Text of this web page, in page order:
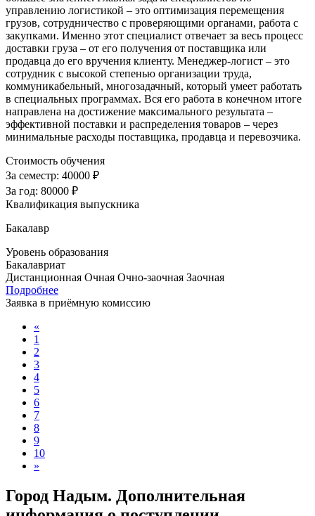
управлению логистикой – это оптимизация перемещения
грузов, сотрудничество с проверяющими органами, работа с
закупками. Именно этот специалист отвечает за весь процесс
доставки груза – от его получения от поставщика или
продавца до его вручения клиенту. Менеджер-логист – это
сотрудник с высокой степенью организации труда,
коммуникабельный, многозадачный, который умеет работать
в специальных программах. Вся его работа в конечном итоге
направлена на достижение максимального результата –
эффективной поставки и распределения товаров – через
минимальные расходы поставщика, продавца и перевозчика.
Стоимость обучения
За семестр: 40000 ₽
За год: 80000 ₽
Квалификация выпускника
Бакалавр
Уровень образования
Бакалавриат
Дистанционная Очная Очно-заочная Заочная
Подробнее
Заявка в приёмную комиссию
«
1
2
3
4
5
6
7
8
9
10
»
Город Надым. Дополнительная